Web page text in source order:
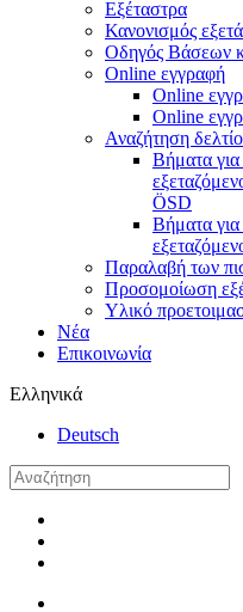
Εξέταστρα
Κανονισμός
Οδηγός Βάσεων
Online εγγραφή
Online
Online
Αναζήτηση
Βήματα για
ÖSD
Βήματα για
Παραλαβή των
Προσομοίωση
Υλικό
Νέα
Επικοινωνία
Ελληνικά
Deutsch